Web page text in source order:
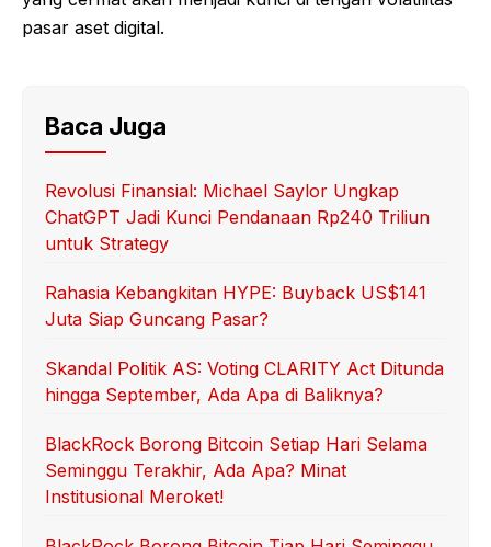
pasar aset digital.
Baca Juga
Revolusi Finansial: Michael Saylor Ungkap
ChatGPT Jadi Kunci Pendanaan Rp240 Triliun
untuk Strategy
Rahasia Kebangkitan HYPE: Buyback US$141
Juta Siap Guncang Pasar?
Skandal Politik AS: Voting CLARITY Act Ditunda
hingga September, Ada Apa di Baliknya?
BlackRock Borong Bitcoin Setiap Hari Selama
Seminggu Terakhir, Ada Apa? Minat
Institusional Meroket!